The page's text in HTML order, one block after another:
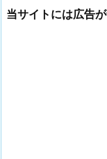
当サイトには広告